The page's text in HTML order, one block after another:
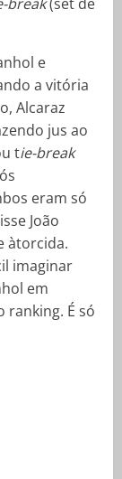
e
a vitória
Alcaraz
jus ao
tie-break
eram só
João
àtorcida.
imaginar
em
ranking. É só